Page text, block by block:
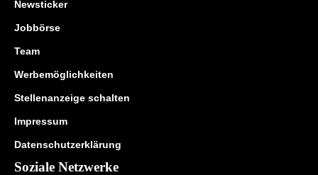
Newsticker
Jobbörse
Team
Werbemöglichkeiten
Stellenanzeige schalten
Impressum
Datenschutzerklärung
Soziale Netzwerke